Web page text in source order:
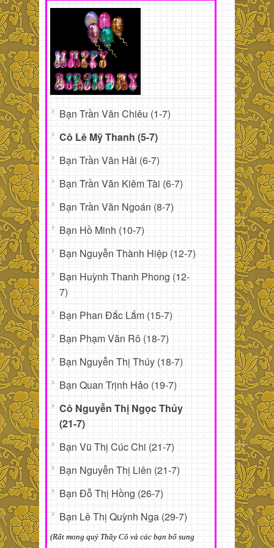
Bạn Trần Văn Chiêu (1-7)
Cô Lê Mỹ Thanh (5-7)
Bạn Trần Văn Hải (6-7)
Bạn Trần Văn Kiêm Tài (6-7)
Bạn Trần Văn Ngoán (8-7)
Bạn Hồ Minh (10-7)
Bạn Nguyễn Thành Hiệp (12-7)
Bạn Huỳnh Thanh Phong (12-
7)
Bạn Phan Đắc Lắm (15-7)
Bạn Phạm Văn Rô (18-7)
Bạn Nguyễn Thị Thúy (18-7)
Bạn Quan Trịnh Hảo (19-7)
Cô Nguyễn Thị Ngọc Thủy
(21-7)
Bạn Vũ Thị Cúc Chi (21-7)
Bạn Nguyễn Thị Liên (21-7)
Bạn Đỗ Thị Hồng (26-7)
Bạn Lê Thị Quỳnh Nga (29-7)
(Rất mong quý Thầy Cô và các bạn bổ sung